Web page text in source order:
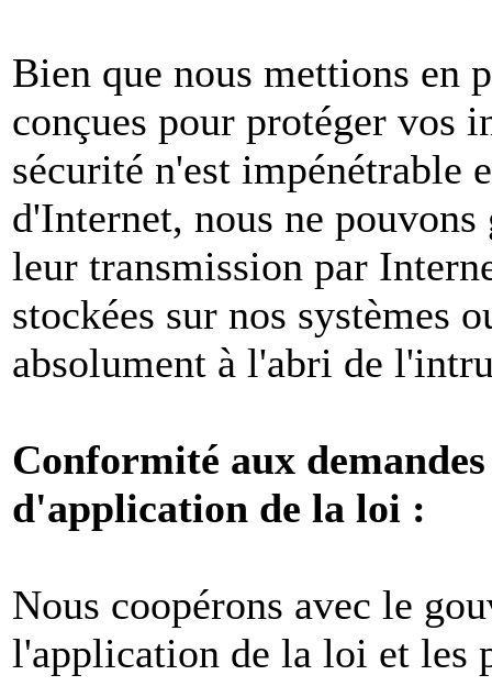
Bien que nous mettions en
conçues pour protéger vos
sécurité n'est impénétrable
d'Internet, nous ne
leur transmission par
stockées sur nos systèmes
absolument à l'abri de
Conformité aux
d'application de la loi :
Nous coopérons avec le
l'application de la loi et les